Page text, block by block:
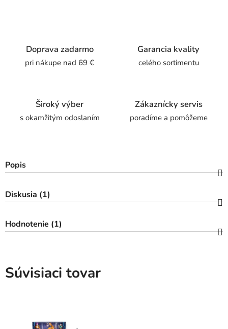
Doprava zadarmo
pri nákupe nad 69 €
Garancia kvality
celého sortimentu
Široký výber
s okamžitým odoslaním
Zákaznícky servis
poradíme a pomôžeme
Popis
Diskusia (1)
Hodnotenie (1)
Súvisiaci tovar